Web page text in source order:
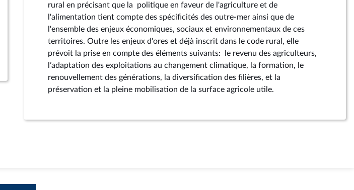
Date de dépôt
rural en précisant que la politique en faveur de l'agriculture et de
l'alimentation tient compte des spécificités des outre-mer ainsi que de
l'ensemble des enjeux économiques, sociaux et environnementaux de ces
territoires. Outre les enjeux d'ores et déjà inscrit dans le code rural, elle
prévoit la prise en compte des éléments suivants: le revenu des agriculteurs,
l’adaptation des exploitations au changement climatique, la formation, le
renouvellement des générations, la diversification des filières, et la
préservation et la pleine mobilisation de la surface agricole utile.